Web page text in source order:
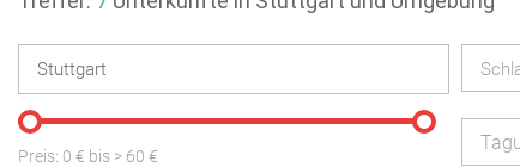
Preis: 0 € bis > 60 €